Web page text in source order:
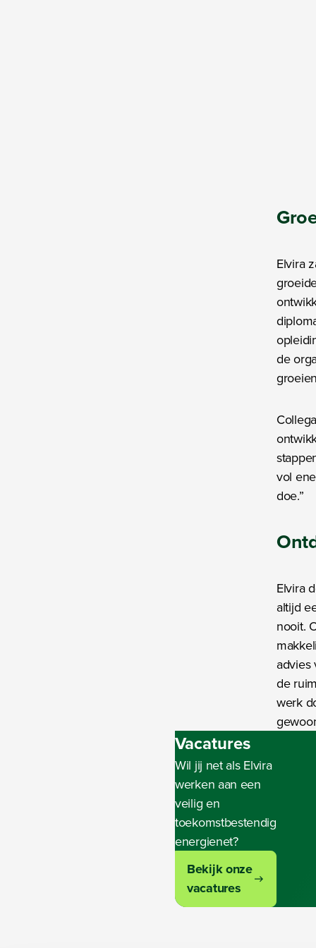
Elvira
de
vol
doe.”
Elvira
altijd
nooit.
advies
de
werk
Vacatures
Wil jij net als Elvira
werken aan een
veilig en
toekomstbestendig
energienet?
Bekijk onze
vacatures